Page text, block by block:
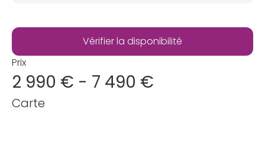
Prix
2 990 € - 7 490 €
Carte